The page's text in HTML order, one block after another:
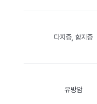
다지증, 합지증
유방암